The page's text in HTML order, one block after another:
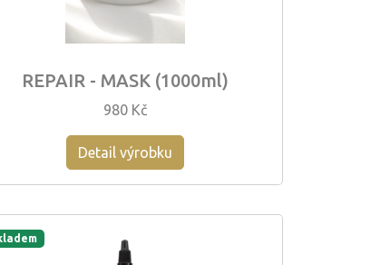
REPAIR - MASK (1000ml)
980 Kč
Detail výrobku